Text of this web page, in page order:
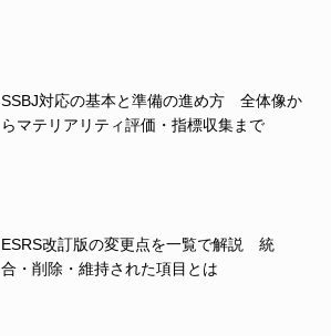
SSBJ対応の基本と準備の進め方 全体像か
らマテリアリティ評価・指標収集まで
ESRS改訂版の変更点を一覧で解説 統
合・削除・維持された項目とは